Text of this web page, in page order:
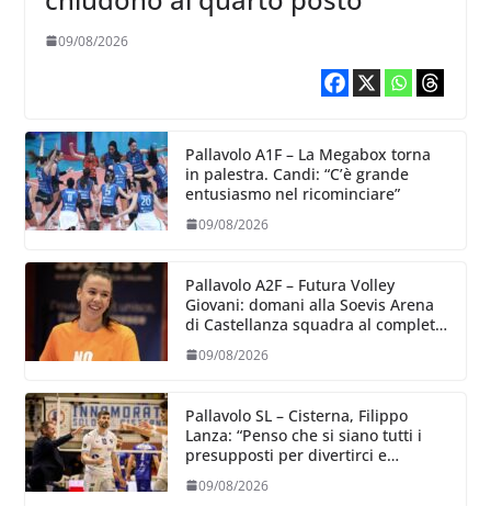
09/08/2026
Pallavolo A1F – La Megabox torna
in palestra. Candi: “C’è grande
entusiasmo nel ricominciare”
09/08/2026
Pallavolo A2F – Futura Volley
Giovani: domani alla Soevis Arena
di Castellanza squadra al completo
09/08/2026
Pallavolo SL – Cisterna, Filippo
Lanza: “Penso che si siano tutti i
presupposti per divertirci e
sappia divertire”
09/08/2026